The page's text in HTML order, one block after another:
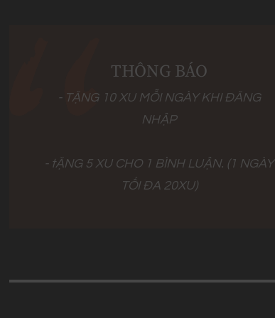
THÔNG BÁO
- TẶNG 10 XU MỖI NGÀY KHI ĐĂNG
NHẬP
- tẶNG 5 XU CHO 1 BÌNH LUẬN. (1 NGÀY
TỐI ĐA 20XU)